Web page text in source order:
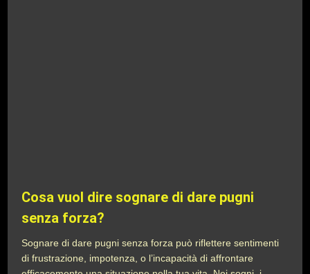
Cosa vuol dire sognare di dare pugni
senza forza?
Sognare di dare pugni senza forza può riflettere sentimenti
di frustrazione, impotenza, o l’incapacità di affrontare